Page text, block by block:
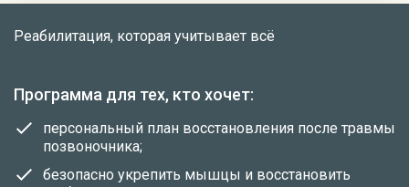
Реабилитация, которая учитывает всё
Программа для тех, кто хочет:
персональный план восстановления после травмы
позвоночника;
безопасно укрепить мышцы и восстановить